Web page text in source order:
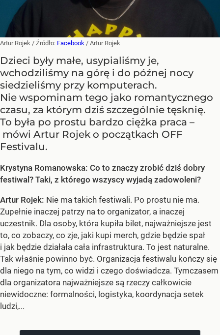
Artur Rojek / Źródło: Facebook / Artur Rojek
Dzieci były małe, usypialiśmy je,
wchodziliśmy na górę i do późnej nocy
siedzieliśmy przy komputerach.
Nie wspominam tego jako romantycznego
czasu, za którym dziś szczególnie tęsknię.
To była po prostu bardzo ciężka praca –
mówi Artur Rojek o początkach OFF
Festivalu.
Krystyna Romanowska: Co to znaczy zrobić dziś dobry
festiwal? Taki, z którego wszyscy wyjadą zadowoleni?
Artur Rojek: Nie ma takich festiwali. Po prostu nie ma.
Zupełnie inaczej patrzy na to organizator, a inaczej
uczestnik. Dla osoby, która kupiła bilet, najważniejsze jest
to, co zobaczy, co zje, jaki kupi merch, gdzie będzie spał
i jak będzie działała cała infrastruktura. To jest naturalne.
Tak właśnie powinno być. Organizacja festiwalu kończy się
dla niego na tym, co widzi i czego doświadcza. Tymczasem
dla organizatora najważniejsze są rzeczy całkowicie
niewidoczne: formalności, logistyka, koordynacja setek
ludzi,...